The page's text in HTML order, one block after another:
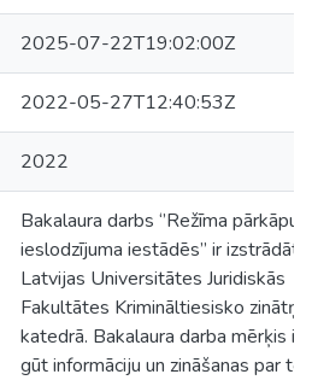
2025-07-22T19:02:00Z
2022-05-27T12:40:53Z
2022
Bakalaura darbs ‘’Režīma
ieslodzījuma iestādēs’’ ir
Latvijas Universitātes Juridiskās
Fakultātes Krimināltiesisko zinātņu
katedrā. Bakalaura darba mērķis ir
gūt informāciju un zināšanas par to